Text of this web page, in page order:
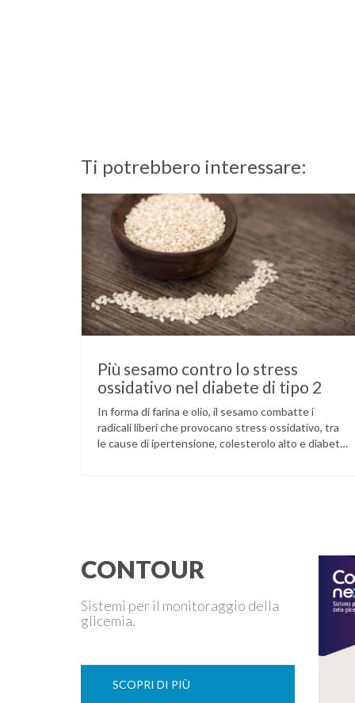
Ti potrebbero interessare:
Più sesamo contro lo stress
ossidativo nel diabete di tipo 2
In forma di farina e olio, il sesamo combatte i
radicali liberi che provocano stress ossidativo, tra
le cause di ipertensione, colesterolo alto e diabete.
CONTOUR
Sistemi per il monitoraggio della
glicemia.
SCOPRI DI PIÙ